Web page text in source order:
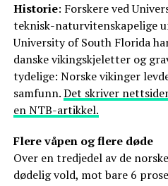
Historie: Forskere ved
teknisk-naturvitenskapelige
University of South Florida
danske vikingskjeletter og
tydelige: Norske vikinger
samfunn.Det skriver
en NTB-artikkel.
Flere våpen og flere døde
Over en tredjedel av de
dødelig vold, mot bare 6